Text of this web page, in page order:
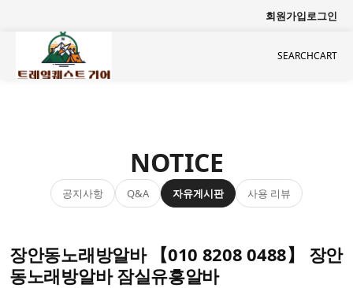
회원가입로그인
SEARCHCART
NOTICE
공지사항 Q&A 자유게시판 사용 리뷰
장안동노래방알바 【010 8208 0488】 장안
동노래방알바 잠실유흥알바